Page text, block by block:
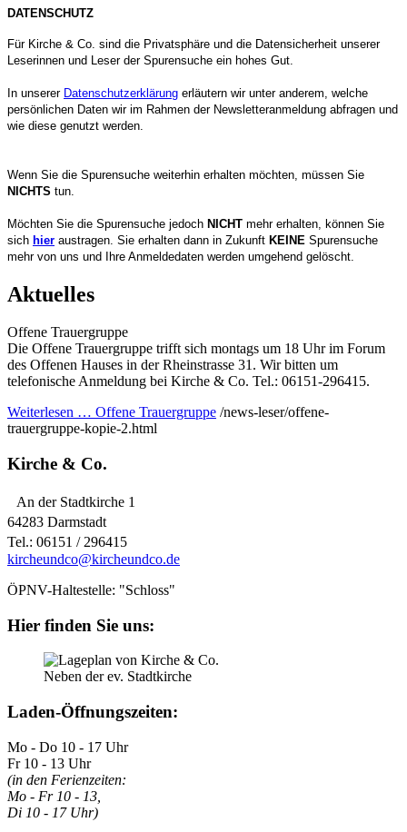
DATENSCHUTZ
Für Kirche & Co. sind die Privatsphäre und die Datensicherheit unserer
Leserinnen und Leser der Spurensuche ein hohes Gut.
In unserer Datenschutzerklärung erläutern wir unter anderem, welche
persönlichen Daten wir im Rahmen der Newsletteranmeldung abfragen und
wie diese genutzt werden.
Wenn Sie die Spurensuche weiterhin erhalten möchten, müssen Sie
NICHTS tun.
Möchten Sie die Spurensuche jedoch NICHT mehr erhalten, können Sie
sich hier austragen. Sie erhalten dann in Zukunft KEINE Spurensuche
mehr von uns und Ihre Anmeldedaten werden umgehend gelöscht.
Aktuelles
Offene Trauergruppe
Die Offene Trauergruppe trifft sich montags um 18 Uhr im Forum
des Offenen Hauses in der Rheinstrasse 31. Wir bitten um
telefonische Anmeldung bei Kirche & Co. Tel.: 06151-296415.
Weiterlesen … Offene Trauergruppe /news-leser/offene-
trauergruppe-kopie-2.html
Kirche & Co.
An der Stadtkirche 1
64283 Darmstadt
Tel.: 06151 / 296415
kircheundco@kircheundco.de
ÖPNV-Haltestelle: "Schloss"
Hier finden Sie uns:
Neben der ev. Stadtkirche
Laden-Öffnungszeiten:
Mo - Do 10 - 17 Uhr
Fr 10 - 13 Uhr
(in den Ferienzeiten:
Mo - Fr 10 - 13,
Di 10 - 17 Uhr)